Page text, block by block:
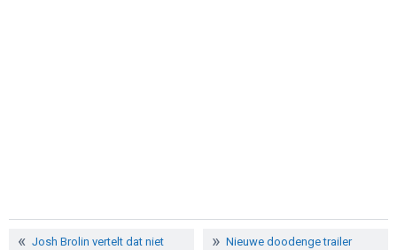
Josh Brolin vertelt dat niet
Nieuwe doodenge trailer